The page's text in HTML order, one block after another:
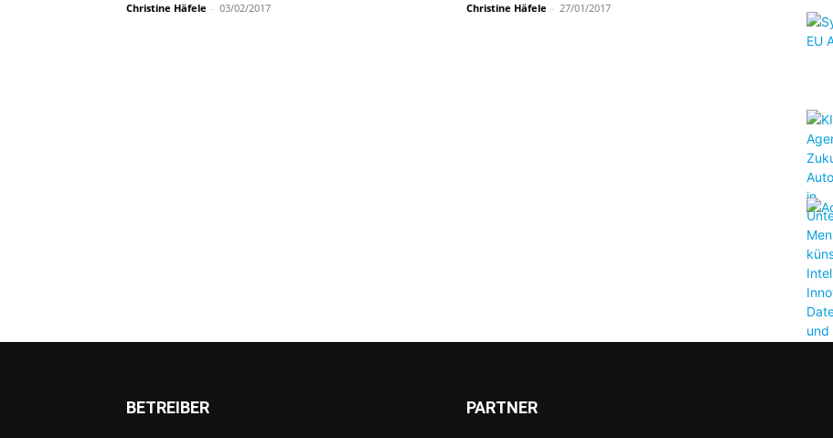
Christine Häfele - 03/02/2017 Christine Häfele - 27/01/2017
BETREIBER PARTNER